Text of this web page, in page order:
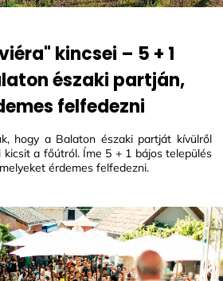
kincsei – 5 + 1
északi partján,
felfedezni
hogy a Balaton északi partját kívülről
a főútról. Íme 5 + 1 bájos település
érdemes felfedezni.